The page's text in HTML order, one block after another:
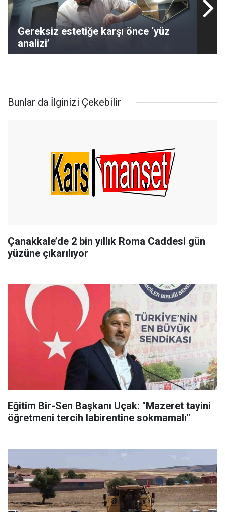
Gereksiz estetiğe karşı önce ‘yüz
analizi’
Bunlar da İlginizi Çekebilir
Çanakkale’de 2 bin yıllık Roma Caddesi gün
yüzüne çıkarılıyor
Eğitim Bir-Sen Başkanı Uçak: "Mazeret tayini
öğretmeni tercih labirentine sokmamalı"